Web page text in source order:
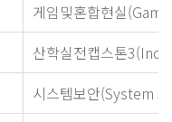
게임및혼합현실
산학실전캡스톤
시스템보안(System